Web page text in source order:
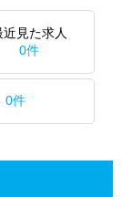
近見た求人
0件
0件